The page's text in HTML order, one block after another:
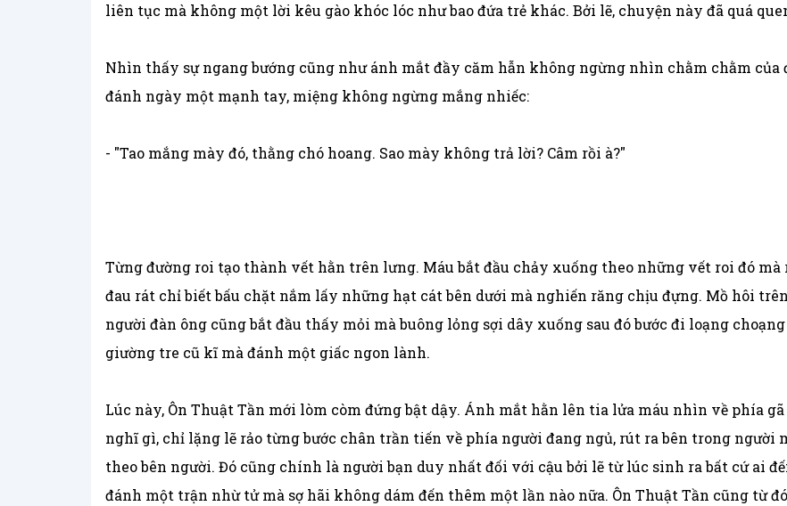
liên tục mà không một lời kêu gào khóc lóc như bao đứa trẻ khác. Bởi lẽ, chuyện này đã quá
Nhìn thấy sự ngang bướng cũng như ánh mắt đầy căm hẫn không ngừng nhìn chằm chằm của
đánh ngày một mạnh tay, miệng không ngừng mắng nhiếc:
- "Tao mắng mày đó, thằng chó hoang. Sao mày không trả lời? Câm rồi à?"
Từng đường roi tạo thành vết hằn trên lưng. Máu bắt đầu chảy xuống theo những vết roi đó
đau rát chỉ biết bấu chặt nắm lấy những hạt cát bên dưới mà nghiến răng chịu đựng. Mồ hôi
người đàn ông cũng bắt đầu thấy mỏi mà buông lỏng sợi dây xuống sau đó bước đi loạng
giường tre cũ kĩ mà đánh một giấc ngon lành.
Lúc này, Ôn Thuật Tần mới lòm còm đứng bật dậy. Ánh mắt hằn lên tia lửa máu nhìn về phía
nghĩ gì, chỉ lặng lẽ rảo từng bước chân trần tiến về phía người đang ngủ, rút ra bên trong người
theo bên người. Đó cũng chính là người bạn duy nhất đối với cậu bởi lẽ từ lúc sinh ra bất cứ ai
đánh một trận nhừ tử mà sợ hãi không dám đến thêm một lần nào nữa. Ôn Thuật Tần cũng từ